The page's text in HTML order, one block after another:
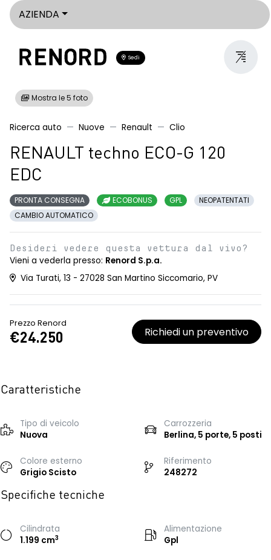
AZIENDA
Sedi
Mostra le 5 foto
Ricerca auto Nuove Renault Clio
RENAULT techno ECO-G 120
EDC
PRONTA CONSEGNA ECOBONUS GPL
NEOPATENTATI
CAMBIO AUTOMATICO
Desideri vedere questa vettura dal vivo?
Vieni a vederla presso: Renord S.p.a.
Via Turati, 13 - 27028 San Martino Siccomario, PV
Prezzo Renord
€24.250 Richiedi un preventivo
Caratteristiche
Tipo di veicolo
Nuova
Carrozzeria
Berlina, 5 porte, 5 posti
Colore esterno
Grigio Scisto
Riferimento
248272
Specifiche tecniche
Cilindrata
1.199 cm3
Alimentazione
Gpl